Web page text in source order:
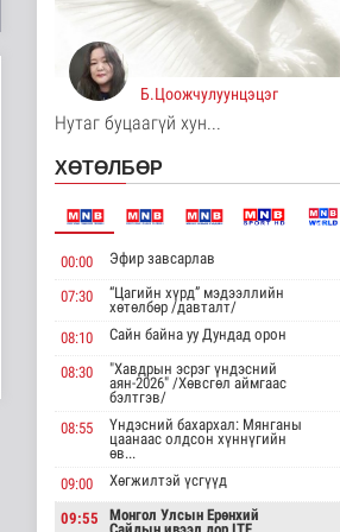
4 цаг 46 минутын өмнө
Хирошимад иргэд
Японы зэвсгийн
экспортын бодлогы..
Дэлхийд
4 цаг 58 минутын өмнө
Трамп Ирантай
шинэ гарц эрэлх..
4 цаг 6 минутын өмнө
Европ даяар хэт халалт
эрчимжиж байна
4 цаг 14 минутын өмнө
Голууд үертэй байна
5 цаг 32 минутын өмнө
Б.Цоожчулуунцэцэг
Нутаг буцаагүй хун...
ХӨТӨЛБӨР
00:00 Эфир завсарлав
07:30
“Цагийн хүрд” мэдээллийн
хөтөлбөр /давталт/
08:10
Сайн байна уу Дундад орон
08:30
"Хавдрын эсрэг үндэсний
аян-2026" /Хөвсгөл аймгаас
бэлтгэв/
08:55
Үндэсний бахархал: Мянганы
цаанаас олдсон хүннүгийн
өв...
09:00
Хөгжилтэй үсгүүд
09:55
Монгол Улсын Ерөнхий